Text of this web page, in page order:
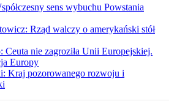
sens wybuchu Powstania
Rząd walczy o amerykański stół
Ceuta nie zagroziła Unii Europejskiej.
Europy
Kraj pozorowanego rozwoju i